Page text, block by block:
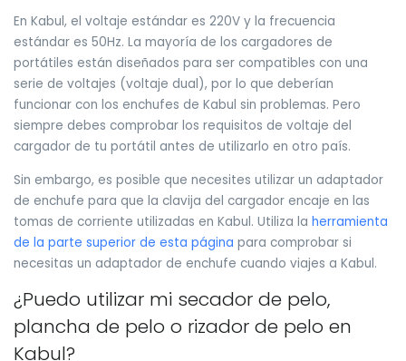
En Kabul, el voltaje estándar es 220V y la frecuencia
estándar es 50Hz. La mayoría de los cargadores de
portátiles están diseñados para ser compatibles con una
serie de voltajes (voltaje dual), por lo que deberían
funcionar con los enchufes de Kabul sin problemas. Pero
siempre debes comprobar los requisitos de voltaje del
cargador de tu portátil antes de utilizarlo en otro país.
Sin embargo, es posible que necesites utilizar un adaptador
de enchufe para que la clavija del cargador encaje en las
tomas de corriente utilizadas en Kabul. Utiliza la herramienta
de la parte superior de esta página para comprobar si
necesitas un adaptador de enchufe cuando viajes a Kabul.
¿Puedo utilizar mi secador de pelo,
plancha de pelo o rizador de pelo en
Kabul?